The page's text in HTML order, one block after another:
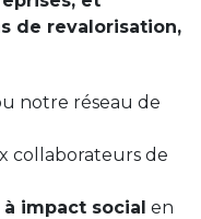
de revalorisation,
notre réseau de
collaborateurs de
impact social en